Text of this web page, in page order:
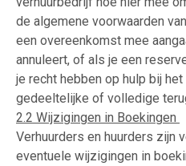
de algemene voorwaarden
een overeenkomst mee
annuleert, of als je een
je recht hebben op hulp bij
gedeeltelijke of volledige
2.2 Wijzigingen in Boekingen
Verhuurders en huurders zijn
eventuele wijzigingen in